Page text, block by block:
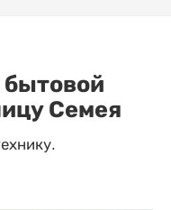
Семея